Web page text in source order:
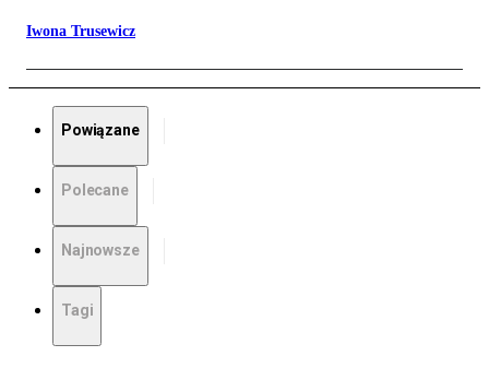
Iwona Trusewicz
Powiązane
Polecane
Najnowsze
Tagi